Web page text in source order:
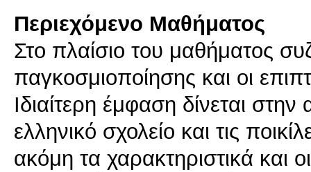
Περιεχόμενο Μαθήματος
Στο πλαίσιο του μαθήματος
παγκοσμιοποίησης και οι
Ιδιαίτερη έμφαση δίνεται
ελληνικό σχολείο και τις
ακόμη τα χαρακτηριστικά και